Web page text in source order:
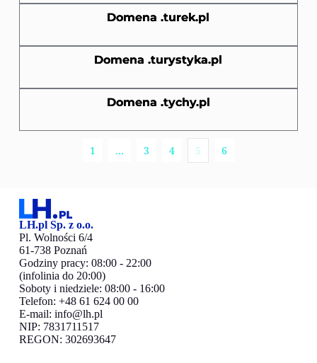
Domena .turek.pl
Domena .turystyka.pl
Domena .tychy.pl
1 … 3 4 5 6
LH.pl Sp. z o.o.
Pl. Wolności 6/4
61-738 Poznań
Godziny pracy: 08:00 - 22:00
(infolinia do 20:00)
Soboty i niedziele: 08:00 - 16:00
Telefon: +48 61 624 00 00
E-mail: info@lh.pl
NIP: 7831711517
REGON: 302693647